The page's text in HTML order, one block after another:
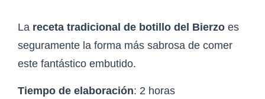
La receta tradicional de botillo del Bierzo es
seguramente la forma más sabrosa de comer
este fantástico embutido.
Tiempo de elaboración: 2 horas